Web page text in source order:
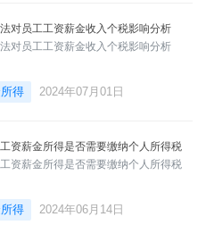
对员工工资薪金收入个税影响分析
对员工工资薪金收入个税影响分析
得 2024年07月01日
资薪金所得是否需要缴纳个人所得税
资薪金所得是否需要缴纳个人所得税
得 2024年06月14日